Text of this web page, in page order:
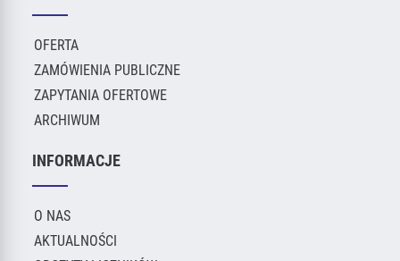
OFERTA
ZAMÓWIENIA PUBLICZNE
ZAPYTANIA OFERTOWE
ARCHIWUM
INFORMACJE
O NAS
AKTUALNOŚCI